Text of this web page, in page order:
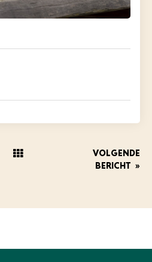
VOLGENDE
BERICHT »